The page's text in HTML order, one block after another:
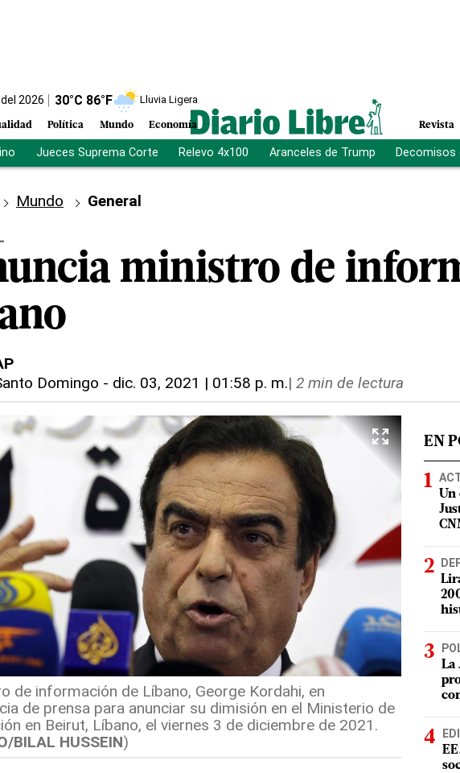
2026 30°C 86°F Lluvia Ligera
Política Mundo Economía Revista
Jueces Suprema Corte Relevo 4x100 Aranceles de Trump Decomisos
Mundo
General
ministro de
Domingo - dic. 03, 2021 | 01:58 p. m.| 2 min de lectura
de información de Líbano, George Kordahi, en
de prensa para anunciar su dimisión en el Ministerio de
en Beirut, Líbano, el viernes 3 de diciembre de 2021.
BILAL HUSSEIN)
EN
Un
La